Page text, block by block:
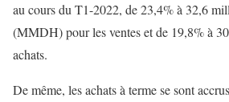
au cours du T1-2022, de 23,4% à 32,6
(MMDH) pour les ventes et de 19,8% à
achats.
De même, les achats à terme se sont